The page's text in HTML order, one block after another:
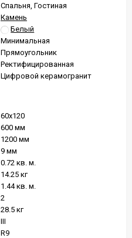
Спальня, Гостиная
Камень
Белый
Минимальная
Прямоугольник
Ректифицированная
Цифровой керамогранит
60x120
600 мм
1200 мм
9 мм
0.72 кв. м.
14.25 кг
1.44 кв. м.
2
28.5 кг
III
R9